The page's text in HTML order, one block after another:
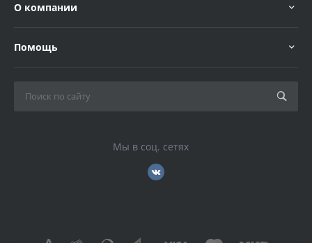
О компании
Помощь
Мы в соц. сетях